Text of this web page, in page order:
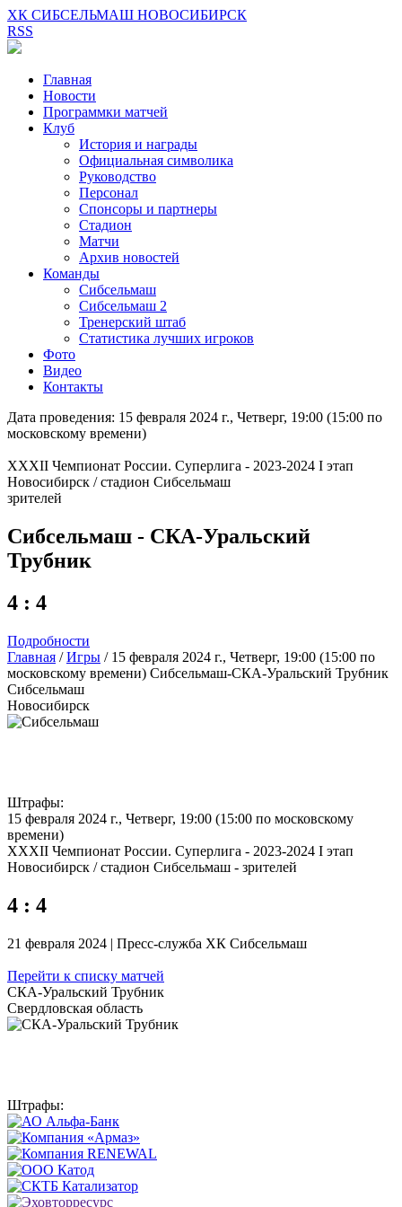
ХК СИБСЕЛЬМАШ НОВОСИБИРСК
RSS
Главная
Новости
Программки матчей
Клуб
История и награды
Официальная символика
Руководство
Персонал
Спонсоры и партнеры
Стадион
Матчи
Архив новостей
Команды
Сибсельмаш
Сибсельмаш 2
Тренерский штаб
Статистика лучших игроков
Фото
Видео
Контакты
Дата проведения: 15 февраля 2024 г., Четверг, 19:00 (15:00 по
московскому времени)
XXXII Чемпионат России. Суперлига - 2023-2024 I этап
Новосибирск / стадион Сибсельмаш
зрителей
Сибсельмаш - СКА-Уральский
Трубник
4 : 4
Подробности
Главная /Игры / 15 февраля 2024 г., Четверг, 19:00 (15:00 по
московскому времени) Сибсельмаш-СКА-Уральский Трубник
Сибсельмаш
Новосибирск
Штрафы:
15 февраля 2024 г., Четверг, 19:00 (15:00 по московскому
времени)
XXXII Чемпионат России. Суперлига - 2023-2024 I этап
Новосибирск / стадион Сибсельмаш - зрителей
4 : 4
21 февраля 2024 | Пресс-служба ХК Сибсельмаш
Перейти к списку матчей
СКА-Уральский Трубник
Свердловская область
Штрафы: